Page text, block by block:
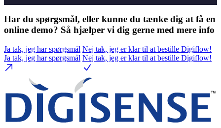
Har du spørgsmål, eller kunne du tænke dig at få en
online demo? Så hjælper vi dig gerne med mere info
Ja tak, jeg har spørgsmål
Ja tak, jeg har spørgsmål
Nej tak, jeg er klar til at bestille Digiflow!
Nej tak, jeg er klar til at bestille Digiflow!